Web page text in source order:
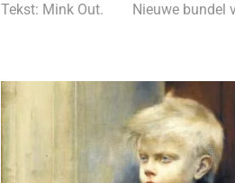
Tekst: Mink Out. Nieuwe bundel